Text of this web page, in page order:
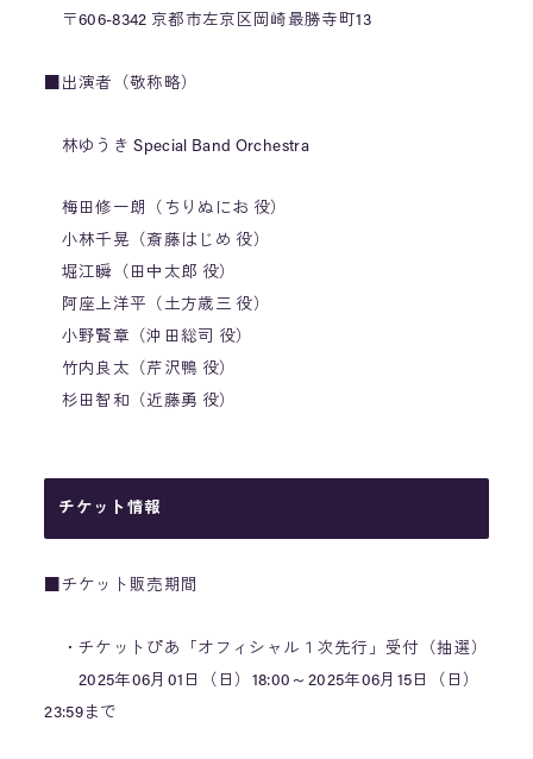
〒606-8342 京都市左京区岡崎最勝寺町13
■出演者（敬称略）
林ゆうき Special Band Orchestra
梅田修一朗（ちりぬにお 役）
小林千晃（斎藤はじめ 役）
堀江瞬（田中太郎 役）
阿座上洋平（土方歳三 役）
小野賢章（沖田総司 役）
竹内良太（芹沢鴨 役）
杉田智和（近藤勇 役）
チケット情報
■チケット販売期間
・チケットぴあ「オフィシャル１次先行」受付（抽選）
2025年06月01日（日）18:00～2025年06月15日（日）
23:59まで